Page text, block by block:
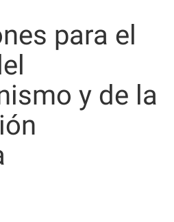
para el
y de la